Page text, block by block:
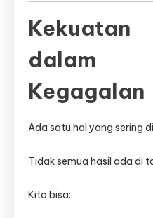
dalam
Kegagalan
Ada satu hal yang sering
Tidak semua hasil ada di
Kita bisa: